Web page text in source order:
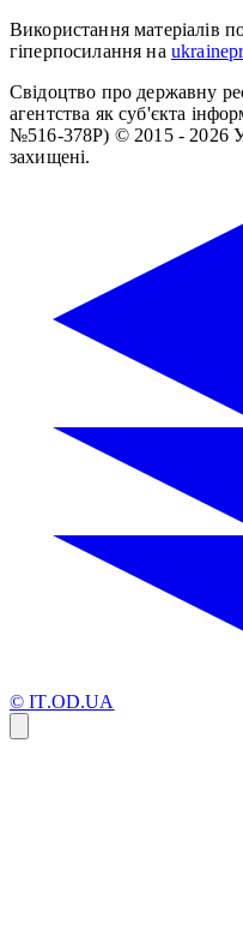
Використання матеріалів
гіперпосилання на
Свідоцтво про державну
агентства як суб'єкта
№516-378Р) © 2015 - 2026
захищені.
© IT.OD.UA